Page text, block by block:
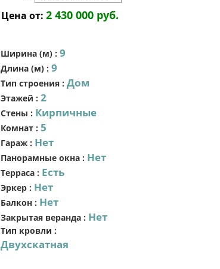
Цена от: 2 430 000 руб.
Ширина (м): 9
Длина (м): 9
Тип строения: Дом
Этажей : 2
Стены : Кирпичные
Комнат: 5
Гараж: Нет
Панорамные окна: Нет
Терраса: Есть
Эркер: Нет
Балкон: Нет
Закрытая веранда: Нет
Тип кровли :
Двухскатная